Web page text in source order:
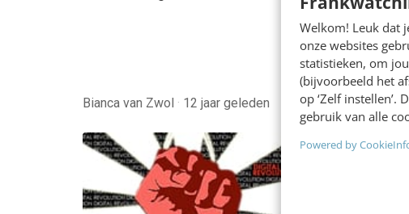
Welkom! Leuk dat
onze websites
statistieken, om
(bijvoorbeeld het
op ‘Zelf instellen’.
gebruik van alle
Powered by
Bianca van Zwol · 12 jaar geleden
laatste
volledige
internet in
Lorentz Stout